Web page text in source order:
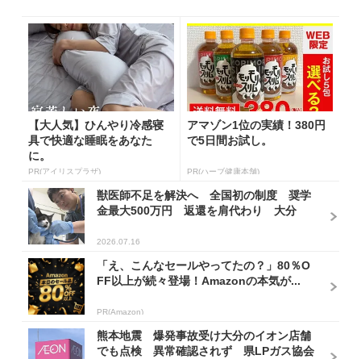
【大人気】ひんやり冷感寝
具で快適な睡眠をあなた
に。
PR(アイリスプラザ)
アマゾン1位の実績！380円
で5日間お試し。
PR(ハーブ健康本舗)
獣医師不足を解決へ 全国初の制度 奨学
金最大500万円 返還を肩代わり 大分
2026.07.16
「え、こんなセールやってたの？」80％O
FF以上が続々登場！Amazonの本気が...
PR(Amazon)
熊本地震 爆発事故受け大分のイオン店舗
でも点検 異常確認されず 県LPガス協会